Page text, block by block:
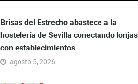
Brisas del Estrecho abastece a la
hostelería de Sevilla conectando lonjas
con establecimientos
agosto 5, 2026